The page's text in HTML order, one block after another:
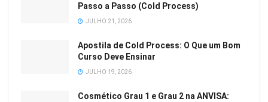
Passo a Passo (Cold Process)
JULHO 21, 2026
Apostila de Cold Process: O Que um Bom
Curso Deve Ensinar
JULHO 19, 2026
Cosmético Grau 1 e Grau 2 na ANVISA: